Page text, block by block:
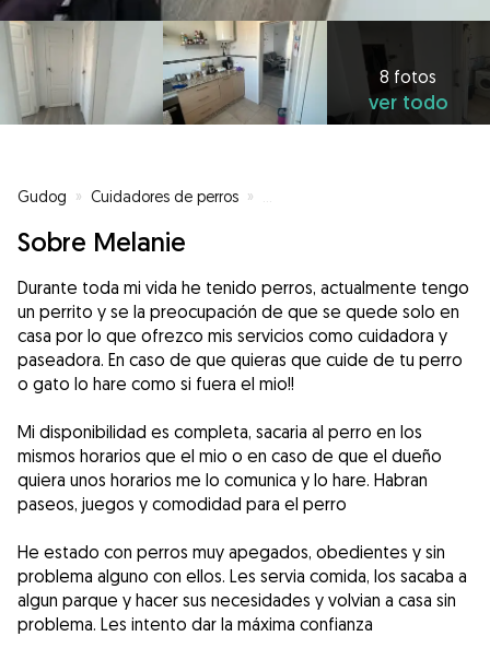
8 fotos
ver todo
Gudog » Cuidadores de perros »
Sobre Melanie
Durante toda mi vida he tenido perros, actualmente tengo
un perrito y se la preocupación de que se quede solo en
casa por lo que ofrezco mis servicios como cuidadora y
paseadora. En caso de que quieras que cuide de tu perro
o gato lo hare como si fuera el mio!!
Mi disponibilidad es completa, sacaria al perro en los
mismos horarios que el mio o en caso de que el dueño
quiera unos horarios me lo comunica y lo hare. Habran
paseos, juegos y comodidad para el perro
He estado con perros muy apegados, obedientes y sin
problema alguno con ellos. Les servia comida, los sacaba a
algun parque y hacer sus necesidades y volvian a casa sin
problema. Les intento dar la máxima confianza